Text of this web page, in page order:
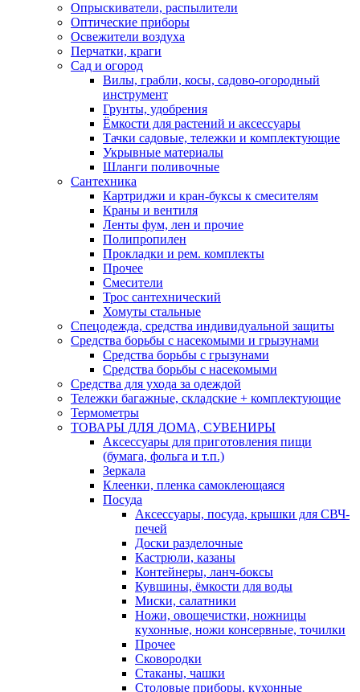
Опрыскиватели, распылители
Оптические приборы
Освежители воздуха
Перчатки, краги
Сад и огород
Вилы, грабли, косы, садово-огородный
инструмент
Грунты, удобрения
Ёмкости для растений и аксессуары
Тачки садовые, тележки и комплектующие
Укрывные материалы
Шланги поливочные
Сантехника
Картриджи и кран-буксы к смесителям
Краны и вентиля
Ленты фум, лен и прочие
Полипропилен
Прокладки и рем. комплекты
Прочее
Смесители
Трос сантехнический
Хомуты стальные
Спецодежда, средства индивидуальной защиты
Средства борьбы с насекомыми и грызунами
Средства борьбы с грызунами
Средства борьбы с насекомыми
Средства для ухода за одеждой
Тележки багажные, складские + комплектующие
Термометры
ТОВАРЫ ДЛЯ ДОМА, СУВЕНИРЫ
Аксессуары для приготовления пищи
(бумага, фольга и т.п.)
Зеркала
Клеенки, пленка самоклеющаяся
Посуда
Аксессуары, посуда, крышки для СВЧ-
печей
Доски разделочные
Кастрюли, казаны
Контейнеры, ланч-боксы
Кувшины, ёмкости для воды
Миски, салатники
Ножи, овощечистки, ножницы
кухонные, ножи консервные, точилки
Прочее
Сковородки
Стаканы, чашки
Столовые приборы, кухонные